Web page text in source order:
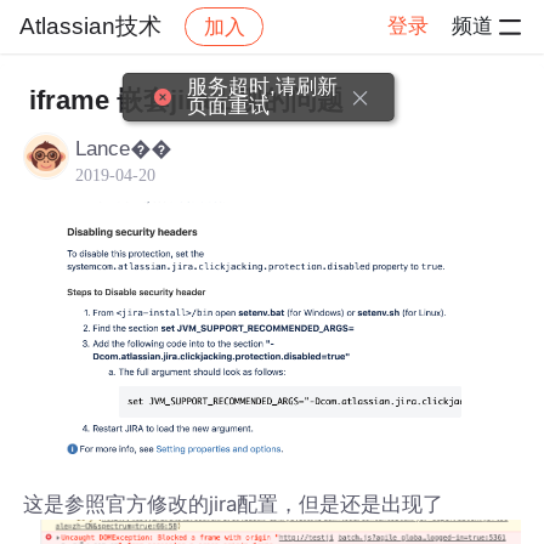
Atlassian技术 加入 登录 频道
社区 Atlassian技术 帖子详情
iframe 嵌套jira出现的问题
Lance��
2019-04-20
这是参照官方修改的jira配置，但是还是出现了
服务超时,请刷新
页面重试